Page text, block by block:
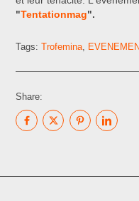
"Tentationmag".
Tags:Trofemina
Share: